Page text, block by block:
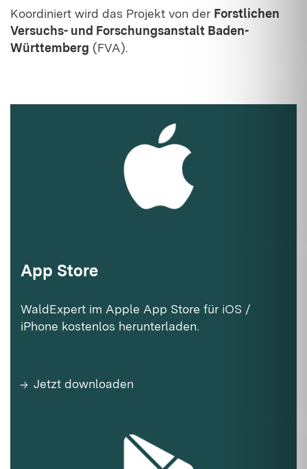
Koordiniert wird das Projekt von der Forstlichen
Versuchs- und Forschungsanstalt Baden-
Württemberg (FVA).
App Store
WaldExpert im Apple App Store für iOS /
iPhone kostenlos herunterladen.
Jetzt downloaden